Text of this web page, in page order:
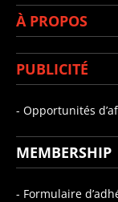
À PROPOS
PUBLICITÉ
- Opportunités
MEMBERSHIP
- Formulaire